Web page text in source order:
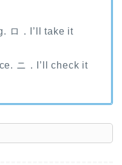
ロ．I’ll take it
ニ．I’ll check it